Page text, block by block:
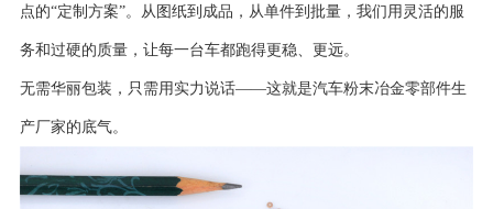
点的“定制方案”。从图纸到成品，从单件到批量，我们用灵活的服
务和过硬的质量，让每一台车都跑得更稳、更远。
无需华丽包装，只需用实力说话——这就是汽车粉末冶金零部件生
产厂家的底气。